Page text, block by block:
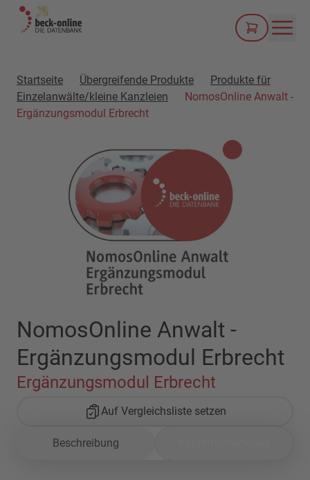
Startseite Übergreifende Produkte
Produkte für
Einzelanwälte/kleine Kanzleien
NomosOnline Anwalt -
Ergänzungsmodul Erbrecht
NomosOnline Anwalt -
Ergänzungsmodul Erbrecht
Ergänzungsmodul Erbrecht
Auf Vergleichsliste setzen
Beschreibung